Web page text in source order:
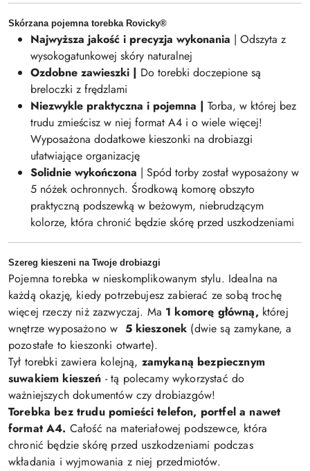
Skórzana pojemna torebka Rovicky®
Najwyższa jakość i precyzja wykonania | Odszyta z
wysokogatunkowej skóry naturalnej
Ozdobne zawieszki | Do torebki doczepione są
breloczki z frędzlami
Niezwykle praktyczna i pojemna | Torba, w której bez
trudu zmieścisz w niej format A4 i o wiele więcej!
Wyposażona dodatkowe kieszonki na drobiazgi
ułatwiające organizację
Solidnie wykończona | Spód torby został wyposażony w
5 nóżek ochronnych. Środkową komorę obszyto
praktyczną podszewką w beżowym, niebrudzącym
kolorze, która chronić będzie skórę przed uszkodzeniami
Szereg kieszeni na Twoje drobiazgi
Pojemna torebka w nieskomplikowanym stylu. Idealna na
każdą okazję, kiedy potrzebujesz zabierać ze sobą trochę
więcej rzeczy niż zazwyczaj. Ma 1 komorę główną, której
wnętrze wyposażono w 5 kieszonek (dwie są zamykane, a
pozostałe to kieszonki otwarte).
Tył torebki zawiera kolejną, zamykaną bezpiecznym
suwakiem kieszeń - tą polecamy wykorzystać do
ważniejszych dokumentów czy drobiazgów!
Torebka bez trudu pomieści telefon, portfel a nawet
format A4. Całość na materiałowej podszewce, która
chronić będzie skórę przed uszkodzeniami podczas
wkładania i wyjmowania z niej przedmiotów.